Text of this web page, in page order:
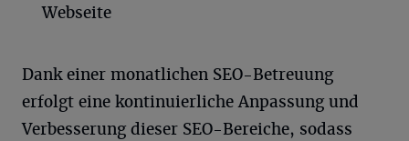
Webseite
Dank einer monatlichen SEO-Betreuung
erfolgt eine kontinuierliche Anpassung und
Verbesserung dieser SEO-Bereiche, sodass